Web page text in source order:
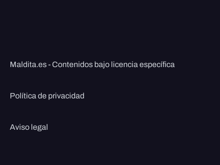
Maldita.es - Contenidos bajo licencia específica
Política de privacidad
Aviso legal